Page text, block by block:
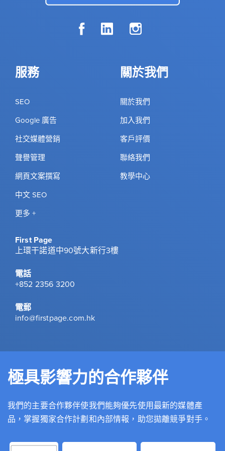
服務
SEO
Google 廣告
社交媒體營銷
聲譽管理
網頁文案撰寫
中文 SEO
更多 +
關於我們
關於我們
加入我們
客戶評價
聯絡我們
教學中心
First Page
上環干諾道中90號大新行3樓
電話
+852 2356 3200
電郵
info@firstpage.com.hk
極具影響力的合作夥伴
我們的主要合作夥伴使我們能夠優先使用最新的媒體產
品，掌握獨家合作計劃和內部情報，助您拋離競爭對手。